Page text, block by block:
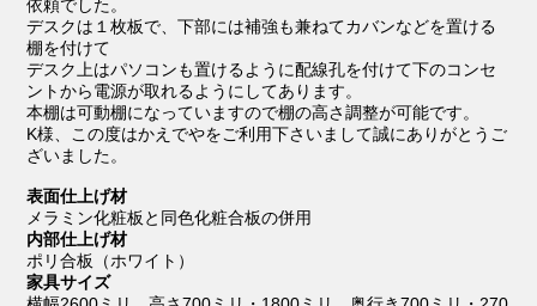
依頼でした。
デスクは１枚板で、下部には補強も兼ねてカバンなどを置ける
棚を付けて
デスク上はパソコンも置けるように配線孔を付けて下のコンセ
ントから電源が取れるようにしてあります。
本棚は可動棚になっていますので棚の高さ調整が可能です。
K様、この度はかえでやをご利用下さいまして誠にありがとうご
ざいました。
表面仕上げ材
メラミン化粧板と同色化粧合板の併用
内部仕上げ材
ポリ合板（ホワイト）
家具サイズ